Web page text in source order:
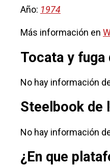
Año: 1974
Más información en
Tocata y fuga
No hay información
Steelbook de
No hay información
¿En que